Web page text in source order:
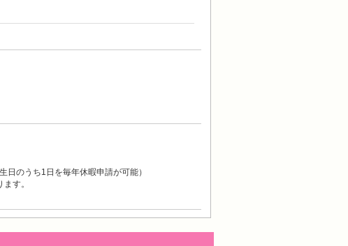
日のうち1日を毎年休暇申請が可能）
す。